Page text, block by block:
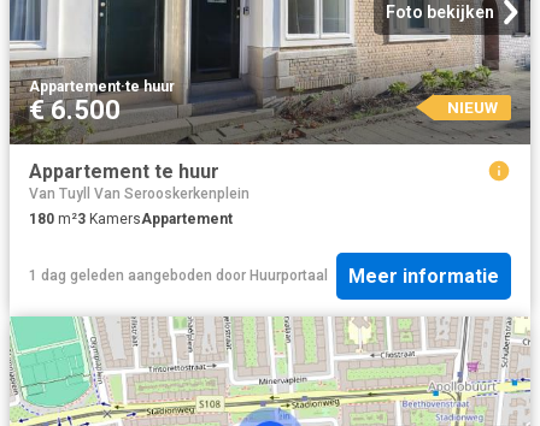
Foto bekijken
Appartement·te huur
€ 6.500 NIEUW
Appartement te huur
Van Tuyll Van Serooskerkenplein
180 m²3 KamersAppartement
1 dag geleden aangeboden door Huurportaal Meer informatie